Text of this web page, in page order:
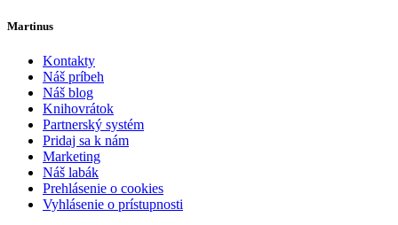
Martinus
Kontakty
Náš príbeh
Náš blog
Knihovrátok
Partnerský systém
Pridaj sa k nám
Marketing
Náš labák
Prehlásenie o cookies
Vyhlásenie o prístupnosti